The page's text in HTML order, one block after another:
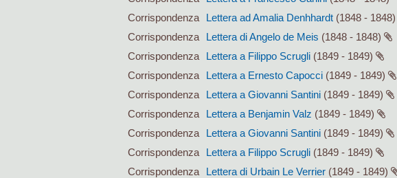
Corrispondenza
Lettera ad Amalia Denhhardt (1848 - 1848)
Corrispondenza
Lettera di Angelo de Meis (1848 - 1848)
Corrispondenza
Lettera a Filippo Scrugli (1849 - 1849)
Corrispondenza
Lettera a Ernesto Capocci (1849 - 1849)
Corrispondenza
Lettera a Giovanni Santini (1849 - 1849)
Corrispondenza
Lettera a Benjamin Valz (1849 - 1849)
Corrispondenza
Lettera a Giovanni Santini (1849 - 1849)
Corrispondenza
Lettera a Filippo Scrugli (1849 - 1849)
Corrispondenza
Lettera di Urbain Le Verrier (1849 - 1849)